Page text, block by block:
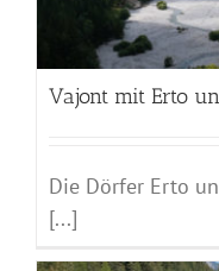
Vajont mit Erto
Die Dörfer Erto
[...]